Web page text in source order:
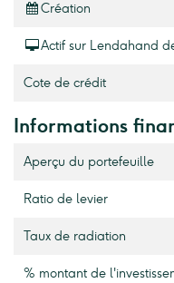
Création
Actif sur Lendahand
Cote de crédit
Informations
Aperçu du portefeuille
Ratio de levier
Taux de radiation
% montant de